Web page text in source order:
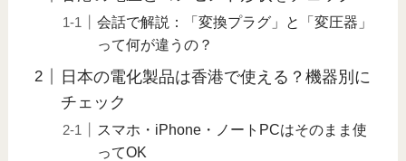
会話で解説：「変換プラグ」と「変圧器」
って何が違うの？
日本の電化製品は香港で使える？機器別に
チェック
スマホ・iPhone・ノートPCはそのまま使
ってOK